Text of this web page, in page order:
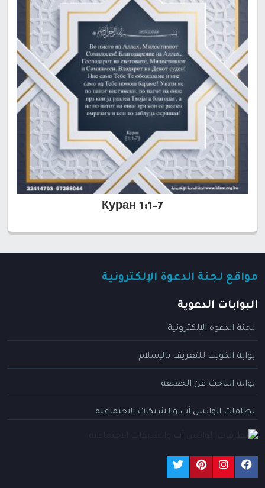
Куран 1:1-7
مواقع لجنة الدعوة الإلكترونية
البوابات الدعوية
لجنة الدعوة الإلكترونية
بوابة الكويت للتعريف بالإسلام
بوابة الباحث عن الحقيقة
بطاقات الواتس آب والشبكات الاجتماعية